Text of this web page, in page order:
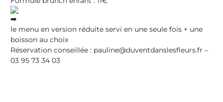
le menu en version réduite servi en une seule fois + une
boisson au choix
Réservation conseillée : pauline@duventdanslesfleurs.fr –
03 95 73 34 03